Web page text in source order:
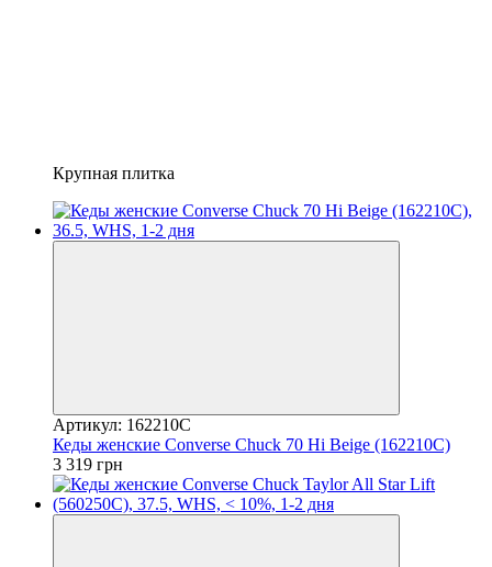
Крупная плитка
Артикул: 162210C
Кеды женские Converse Chuck 70 Hi Beige (162210C)
3 319 грн